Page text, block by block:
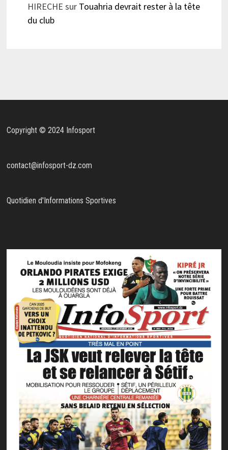
HIRECHE sur Touahria devrait rester à la tête
du club
Copyright © 2024 Infosport
contact@infosport-dz.com
Quotidien d'Informations Sportives